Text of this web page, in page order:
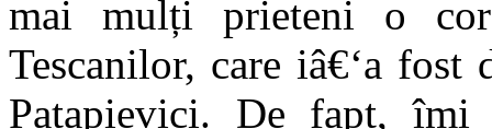
mai mulți prieteni o
Tescanilor, care iâ€‘a
Patapievici. De fapt, îmi